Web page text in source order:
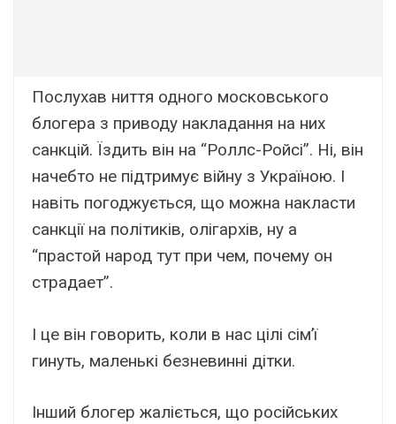
Послухав ниття одного московського
блогера з приводу накладання на них
санкцій. Їздить він на “Роллс-Ройсі”. Ні, він
начебто не підтримує війну з Україною. І
навіть погоджується, що можна накласти
санкції на політиків, олігархів, ну а
“прастой народ тут при чем, почему он
страдает”.
І це він говорить, коли в нас цілі сім’ї
гинyть, маленькі безневинні дітки.
Інший блогер жаліється, що російських